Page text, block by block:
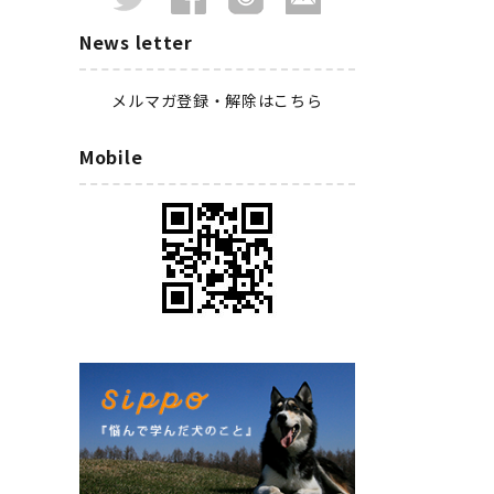
News letter
メルマガ登録・解除はこちら
Mobile